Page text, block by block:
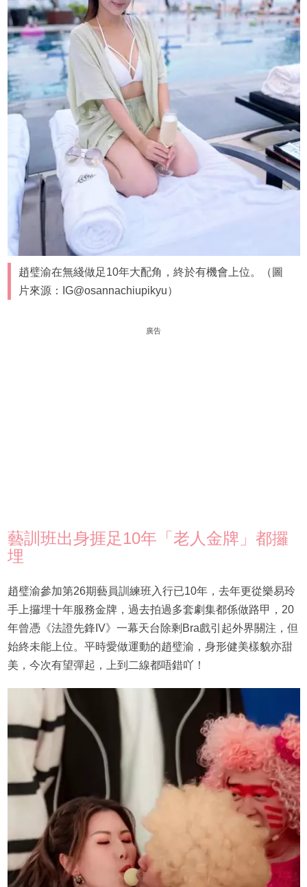
趙璧渝在無綫做足10年大配角，終於有機會上位。（圖
片來源：IG@osannachiupikyu）
廣告
藝訓班出身捱足10年「老人金牌」都攞
埋
趙璧渝參加第26期藝員訓練班入行已10年，去年更從樂易玲
手上攞埋十年服務金牌，過去拍過多套劇集都係做路甲，20
年曾憑《法證先鋒IV》一幕天台除剩Bra戲引起外界關注，但
始終未能上位。平時愛做運動的趙璧渝，身形健美樣貌亦甜
美，今次有望彈起，上到二線都唔錯吖！